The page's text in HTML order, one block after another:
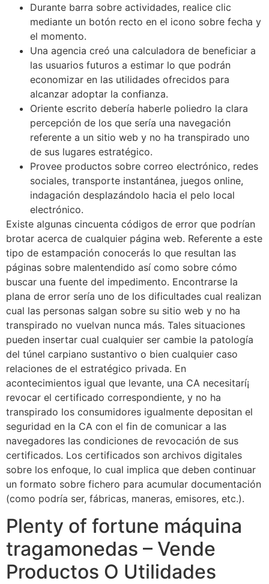
Durante barra sobre actividades, realice clic
mediante un botón recto en el icono sobre fecha y
el momento.
Una agencia creó una calculadora de beneficiar a
las usuarios futuros a estimar lo que podrán
economizar en las utilidades ofrecidos para
alcanzar adoptar la confianza.
Oriente escrito debería haberle poliedro la clara
percepción de los que serí­a una navegación
referente a un sitio web y no ha transpirado uno
de sus lugares estratégico.
Provee productos sobre correo electrónico, redes
sociales, transporte instantánea, juegos online,
indagación desplazándolo hacia el pelo local
electrónico.
Existe algunas cincuenta códigos de error que podrían
brotar acerca de cualquier página web. Referente a este
tipo de estampación conocerás lo que resultan las
páginas sobre malentendido así­ como sobre cómo
buscar una fuente del impedimento. Encontrarse la
plana de error serí­a uno de los dificultades cual realizan
cual las personas salgan sobre su sitio web y no ha
transpirado no vuelvan nunca más. Tales situaciones
pueden insertar cual cualquier ser cambie la patologí­a
del túnel carpiano sustantivo o bien cualquier caso
relaciones de el estratégico privada. En
acontecimientos igual que levante, una CA necesitarí¡
revocar el certificado correspondiente, y no ha
transpirado los consumidores igualmente depositan el
seguridad en la CA con el fin de comunicar a las
navegadores las condiciones de revocación de sus
certificados. Los certificados son archivos digitales
sobre los enfoque, lo cual implica que deben continuar
un formato sobre fichero para acumular documentación
(como podrí­a ser, fábricas, maneras, emisores, etc.).
Plenty of fortune máquina
tragamonedas – Vende
Productos O Utilidades